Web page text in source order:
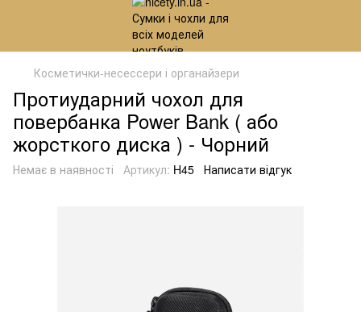
Косметички-несессери і органайзери
Протиударний чохол для
повербанка Power Bank ( або
жорсткого диска ) - Чорний
Немає в наявності Артикул: H45 Написати відгук